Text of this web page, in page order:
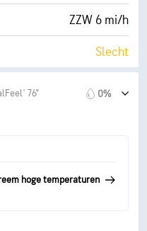
30000 ft
ZZW 6 mi/h
Slecht
51° F
76° 0%
hoge temperaturen